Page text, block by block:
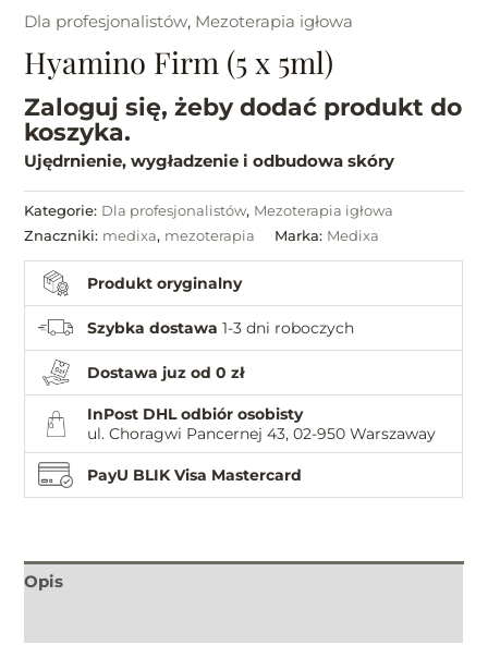
Dla profesjonalistów, Mezoterapia igłowa
Hyamino Firm (5 x 5ml)
Zaloguj się, żeby dodać produkt do
koszyka.
Ujędrnienie, wygładzenie i odbudowa skóry
Kategorie: Dla profesjonalistów, Mezoterapia igłowa
Znaczniki: medixa, mezoterapia Marka: Medixa
Produkt oryginalny
Szybka dostawa 1-3 dni roboczych
Dostawa juz od 0 zł
InPost DHL odbiór osobisty
ul. Choragwi Pancernej 43, 02-950 Warszaway
PayU BLIK Visa Mastercard
Opis